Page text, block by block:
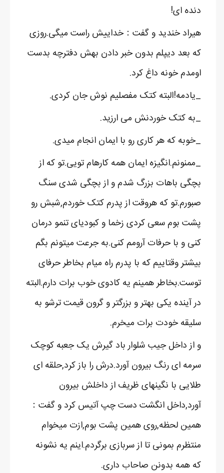
دنده ای!
هیراد خندید و گفت：خداییش راست میگی.روزی
که بعد دیپلم بدون خبر دادن بهش دفترچه بدست
اومدم خونه داغ کرد.
_یادمه!البته کتک مفصلیم نوش جان کردی.
_به کتک خوردنش می ارزید.
_خوبه که هر کاری رو با ایمان انجام میدی.
_ممنونم.انگیزه ایمان همه کارهام تویی.تو که از
بچگی باهات بزرگ شدم و از بچگی شدی سنگ
صبورم.تو که هروقت از پدرم کتک خوردم,شبش رو
پشت بوم سعی کردی زخما و کبودیای تنمو درمان
کنی و با حرفات آرومم کنی.به جرعت میتونم بگم
بیشتر وقتاییم که با پدرم راه میام بخاطر حرفای
توست.بخاطر همینم یه کادوی خوب برات دارم.البته
در آینده یکی بهتر و بزرگتر و گرون قیمت ترشو به
سلیقه خودت برات میخرم.
و از داخل جیب شلوار باد گیرش یک جعبه کوچک
سرمه ای رنگ بیرون آورد.درش را باز کرد,حلقه ای
طلایی با نگینهای ظریف از داخلش بیرون
آورد,داخل انگشت دست چپ آتیس کرد و گفت：
همین لحظه,روی همین پشت بوم,ازت میخوام
منتظرم بمونی تا از سربازی برگردم.اینم یه نشونه
که همه بدونن صاحاب داری.